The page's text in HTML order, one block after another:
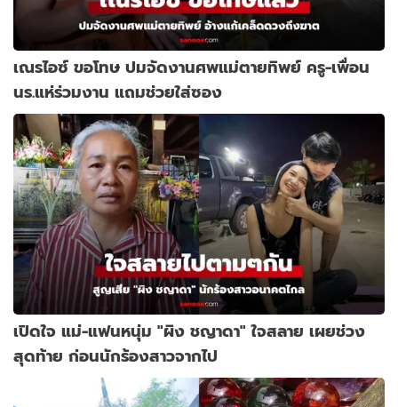
เณรไอซ์ ขอโทษ ปมจัดงานศพแม่ตายทิพย์ ครู-เพื่อน
นร.แห่ร่วมงาน แถมช่วยใส่ซอง
เปิดใจ แม่-แฟนหนุ่ม "ผิง ชญาดา" ใจสลาย เผยช่วง
สุดท้าย ก่อนนักร้องสาวจากไป